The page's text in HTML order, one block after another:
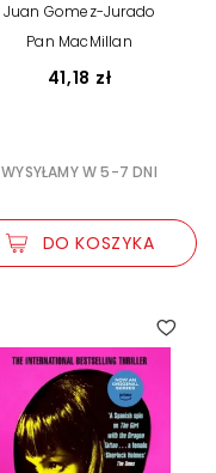
Juan Gomez-Jurado
Pan MacMillan
41,18 zł
WYSYŁAMY W 5-7 DNI
DO KOSZYKA